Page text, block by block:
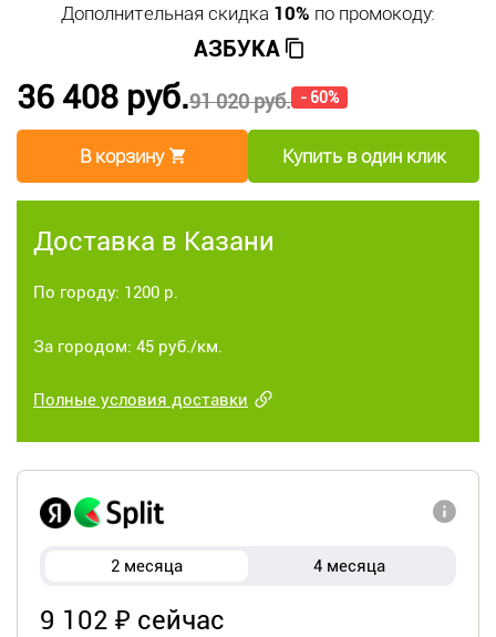
Дополнительная скидка 10% по промокоду:
АЗБУКА
91 020 руб. - 60%
36 408 руб.
В корзину Купить в один клик
Доставка в Казани
По городу: 1200 р.
За городом: 45 руб./км.
Полные условия доставки
2 месяца 4 месяца
9 102 ₽ сейчас